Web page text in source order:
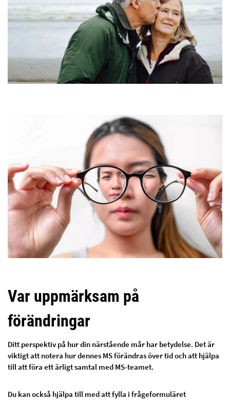
Var uppmärksam på
förändringar
Ditt perspektiv på hur din närstående mår har betydelse. Det är
viktigt att notera hur dennes MS förändras över tid och att hjälpa
till att föra ett ärligt samtal med MS-teamet.
Du kan också hjälpa till med att fylla i frågeformuläret